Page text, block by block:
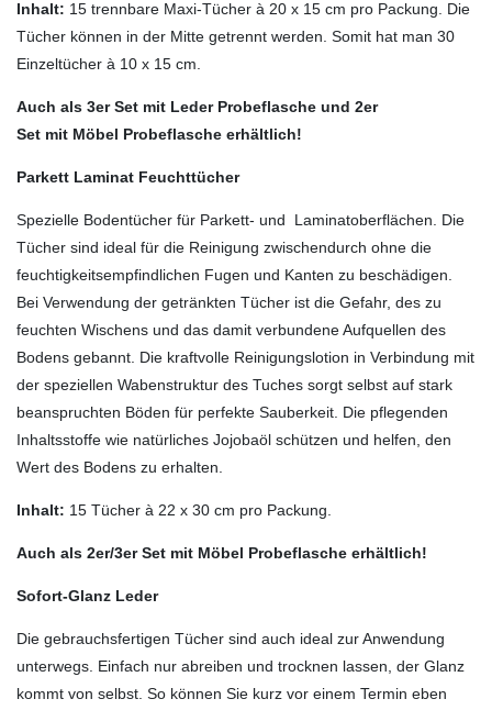
Inhalt: 15 trennbare Maxi-Tücher à 20 x 15 cm pro Packung. Die
Tücher können in der Mitte getrennt werden. Somit hat man 30
Einzeltücher à 10 x 15 cm.
Auch als 3er Set mit Leder Probeflasche und 2er
Set mit Möbel Probeflasche erhältlich!
Parkett Laminat Feuchttücher
Spezielle Bodentücher für Parkett- und Laminatoberflächen. Die
Tücher sind ideal für die Reinigung zwischendurch ohne die
feuchtigkeitsempfindlichen Fugen und Kanten zu beschädigen.
Bei Verwendung der getränkten Tücher ist die Gefahr, des zu
feuchten Wischens und das damit verbundene Aufquellen des
Bodens gebannt. Die kraftvolle Reinigungslotion in Verbindung mit
der speziellen Wabenstruktur des Tuches sorgt selbst auf stark
beanspruchten Böden für perfekte Sauberkeit. Die pflegenden
Inhaltsstoffe wie natürliches Jojobaöl schützen und helfen, den
Wert des Bodens zu erhalten.
Inhalt: 15 Tücher à 22 x 30 cm pro Packung.
Auch als 2er/3er Set mit Möbel Probeflasche erhältlich!
Sofort-Glanz Leder
Die gebrauchsfertigen Tücher sind auch ideal zur Anwendung
unterwegs. Einfach nur abreiben und trocknen lassen, der Glanz
kommt von selbst. So können Sie kurz vor einem Termin eben